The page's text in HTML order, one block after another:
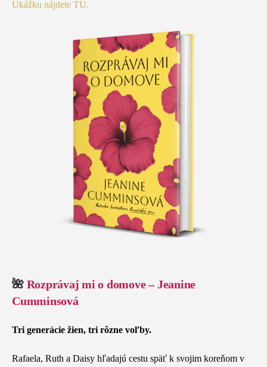
Ukážku nájdete TU.
🌺 Rozprávaj mi o domove – Jeanine
Cumminsová
Tri generácie žien, tri rôzne voľby.
Rafaela, Ruth a Daisy hľadajú cestu späť k svojim koreňom v